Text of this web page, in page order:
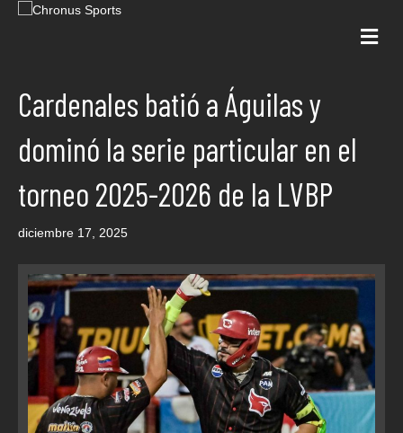
Cardenales batió a Águilas y
dominó la serie particular en el
torneo 2025-2026 de la LVBP
diciembre 17, 2025